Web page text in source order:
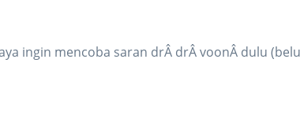
ingin mencoba saran drÂ drÂ voonÂ dulu